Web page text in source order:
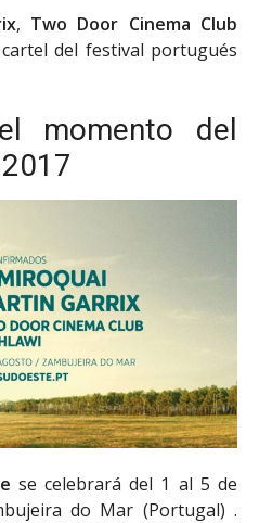
, Two Door Cinema Club
del festival portugués
momento del
se celebrará del 1 al 5 de
do Mar (Portugal) .